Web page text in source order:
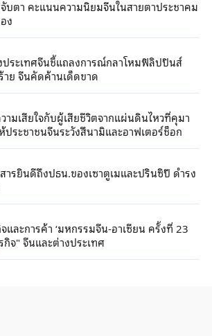
บตา คะแนนความนิยมจีนในสายตาประชาคม
ง
ประเทศจีนชี้แถลงการณ์กลาโหมฟิลิปปินส์
าย จีนคัดค้านเด็ดขาด
มเสียใจกับผู้เสียชีวิตจากแผ่นดินไหวที่คุมา
ระชาชนจีนระวังสึนามิและอาฟเตอร์ช็อก
รยินดีถึงปธน.ของเซาตูเมและปรินซิปี ดำรง
และการค้า ‘มหกรรมจีน-อาเซียน ครั้งที่ 23
กิจ" จีนและต่างประเทศ